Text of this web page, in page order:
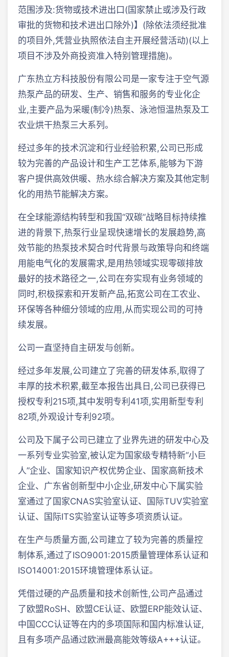
范围涉及:货物或技术进出口(国家禁止或涉及行政
审批的货物和技术进出口除外)】(除依法须经批准
的项目外,凭营业执照依法自主开展经营活动)(以上
项目不涉及外商投资准入特别管理措施)。
广东热立方科技股份有限公司是一家专注于空气源
热泵产品的研发、生产、销售和服务的专业化企
业,主要产品为采暖(制冷)热泵、泳池恒温热泵及工
农业烘干热泵三大系列。
经过多年的技术沉淀和行业经验积累,公司已形成
较为完善的产品设计和生产工艺体系,能够为下游
客户提供高效供暖、热水综合解决方案及其他定制
化的用热节能解决方案。
在全球能源结构转型和我国“双碳”战略目标持续推
进的背景下,热泵行业呈现快速增长的发展趋势,高
效节能的热泵技术契合时代背景与政策导向和终端
用能电气化的发展需求,是用热领域实现零碳排放
最好的技术路径之一,公司在夯实现有业务领域的
同时,积极探索和开发新产品,拓宽公司在工农业、
环保等各种细分领域的应用,从而实现公司的可持
续发展。
公司一直坚持自主研发与创新。
经过多年发展,公司建立了完善的研发体系,取得了
丰厚的技术积累,截至本报告出具日,公司已获得已
授权专利215项,其中发明专利41项,实用新型专利
82项,外观设计专利92项。
公司及下属子公司已建立了业界先进的研发中心及
一系列专业实验室,被认定为国家级专精特新“小巨
人”企业、国家知识产权优势企业、国家高新技术
企业、广东省创新型中小企业,研发中心下属实验
室通过了国家CNAS实验室认证、国际TUV实验室
认证、国际ITS实验室认证等多项资质认证。
在生产与质量方面,公司建立了较为完善的质量控
制体系,通过了ISO9001:2015质量管理体系认证和
ISO14001:2015环境管理体系认证。
凭借过硬的产品质量和技术创新性,公司产品通过
了欧盟RoSH、欧盟CE认证、欧盟ERP能效认证、
中国CCC认证等在内的多项国际和国内标准认证,
且有多项产品通过欧洲最高能效等级A+++认证。